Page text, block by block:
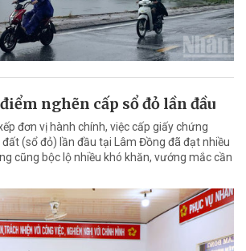
nghẽn cấp sổ đỏ lần đầu
đơn vị hành chính, việc cấp giấy chứng
(sổ đỏ) lần đầu tại Lâm Đồng đã đạt nhiều
cũng bộc lộ nhiều khó khăn, vướng mắc cần